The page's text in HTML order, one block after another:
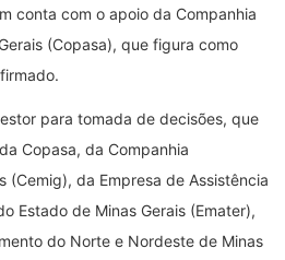
conta com o apoio da Companhia
(Copasa), que figura como
para tomada de decisões, que
Copasa, da Companhia
(Cemig), da Empresa de Assistência
Estado de Minas Gerais (Emater),
do Norte e Nordeste de Minas